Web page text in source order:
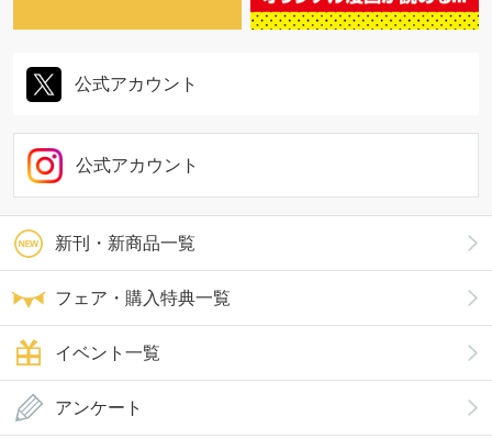
新刊・新商品一覧
フェア・購入特典一覧
イベント一覧
公式アカウント
公式アカウント
アンケート